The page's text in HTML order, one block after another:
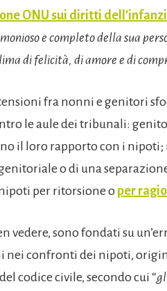
ONU sui diritti
e completo della sua
di felicità, di amore e di
fra nonni e genitori
le aule dei tribunali:
il loro rapporto con i
o di una
per ritorsione o per
vedere, sono fondati su
confronti dei nipoti,
codice civile, secondo cui “